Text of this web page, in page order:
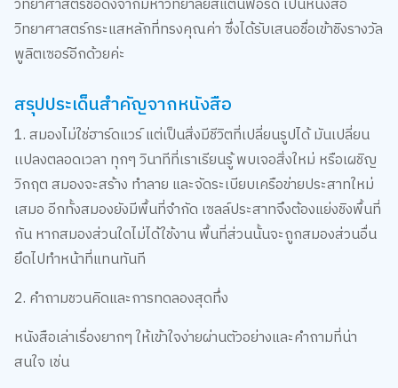
วิทยาศาสตร์กระแสหลักที่ทรงคุณค่า ซึ่งได้รับเสนอชื่อเข้าชิงรางวัล
พูลิตเซอร์อีกด้วยค่ะ
สรุปประเด็นสำคัญจากหนังสือ
1. สมองไม่ใช่ฮาร์ดแวร์ แต่เป็นสิ่งมีชีวิตที่เปลี่ยนรูปได้ มันเปลี่ยน
เเปลงตลอดเวลา ทุกๆ วินาทีที่เราเรียนรู้ พบเจอสิ่งใหม่ หรือเผชิญ
วิกฤต สมองจะสร้าง ทำลาย และจัดระเบียบเครือข่ายประสาทใหม่
เสมอ อีกทั้งสมองยังมีพื้นที่จำกัด เซลล์ประสาทจึงต้องแย่งชิงพื้นที่
กัน หากสมองส่วนใดไม่ได้ใช้งาน พื้นที่ส่วนนั้นจะถูกสมองส่วนอื่น
ยึดไปทำหน้าที่แทนทันที
2. คำถามชวนคิดและการทดลองสุดทึ่ง
หนังสือเล่าเรื่องยากๆ ให้เข้าใจง่ายผ่านตัวอย่างและคำถามที่น่า
สนใจ เช่น